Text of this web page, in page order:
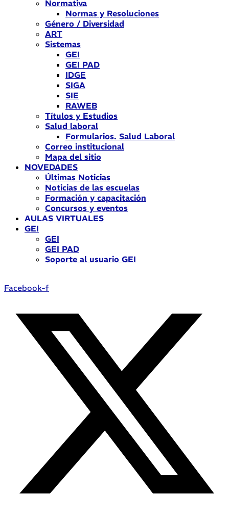
Normativa
Normas y Resoluciones
Género / Diversidad
ART
Sistemas
GEI
GEI PAD
IDGE
SIGA
SIE
RAWEB
Títulos y Estudios
Salud laboral
Formularios. Salud Laboral
Correo institucional
Mapa del sitio
NOVEDADES
Últimas Noticias
Noticias de las escuelas
Formación y capacitación
Concursos y eventos
AULAS VIRTUALES
GEI
GEI
GEI PAD
Soporte al usuario GEI
Facebook-f